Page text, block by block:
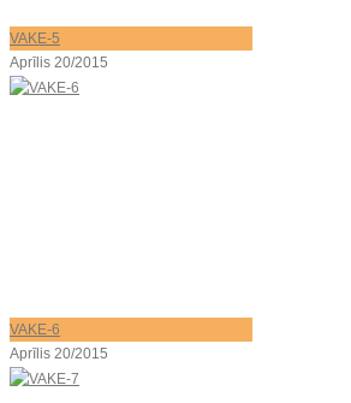
VAKE-5
Aprīlis 20/2015
VAKE-6
Aprīlis 20/2015